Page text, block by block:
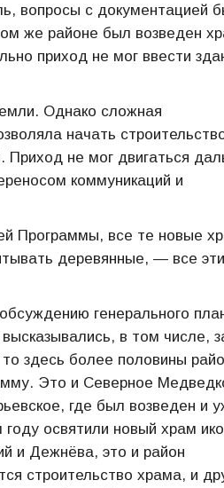
вопросы с документацией
же районе был возведен
приход не мог ввести
Однако сложная
начать
Приход не мог двигаться
коммуникаций и
Программы, все те новые
деревянные, — все эти
генерального
в том числе,
здесь более половины
Это и Северное
где был возведен и
освятили новый храм
и Дежнёва, это и район
строительство храма, и